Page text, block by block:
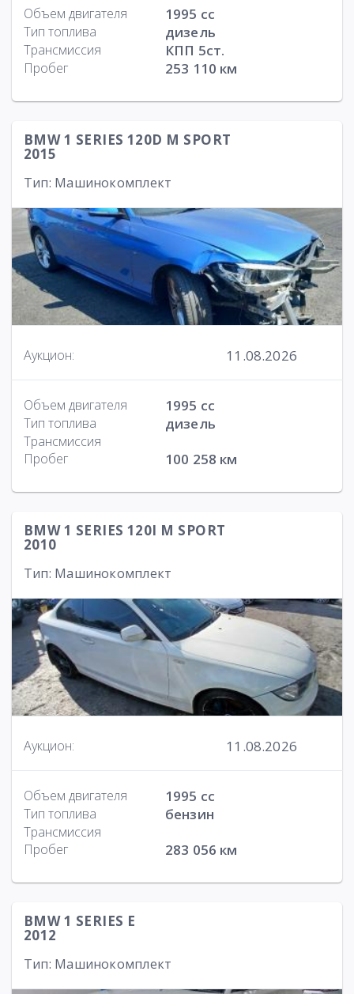
Объем двигателя 1995 cc
Тип топлива дизель
Трансмиссия КПП 5ст.
Пробег 253 110 км
BMW 1 SERIES 120D M SPORT
2015
Тип: Машинокомплект
Аукцион: 11.08.2026
Объем двигателя 1995 cc
Тип топлива дизель
Трансмиссия
Пробег
100 258 км
BMW 1 SERIES 120I M SPORT
2010
Тип: Машинокомплект
Аукцион: 11.08.2026
Объем двигателя 1995 cc
Тип топлива бензин
Трансмиссия
Пробег
283 056 км
BMW 1 SERIES E
2012
Тип: Машинокомплект